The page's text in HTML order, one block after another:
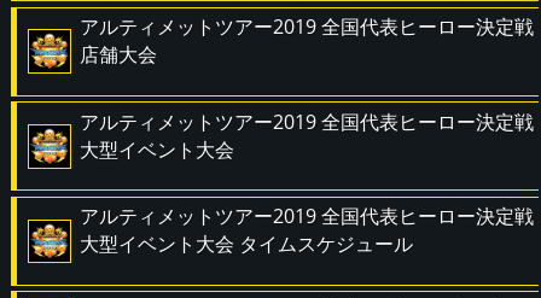
アルティメットツアー2019 全国代表ヒーロー決定戦
店舗大会
アルティメットツアー2019 全国代表ヒーロー決定戦
大型イベント大会
アルティメットツアー2019 全国代表ヒーロー決定戦
大型イベント大会 タイムスケジュール